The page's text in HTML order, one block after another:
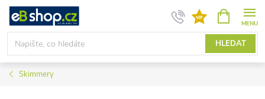
Přejít
obsah
HLEDAT
NÁKUPNÍ
KOŠÍK
Skimmery